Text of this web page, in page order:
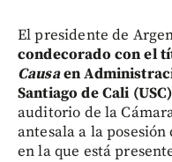
El presidente de
condecorado con el
Causaen
Santiago de Cali (USC)
auditorio de la
antesala a la
en la que está